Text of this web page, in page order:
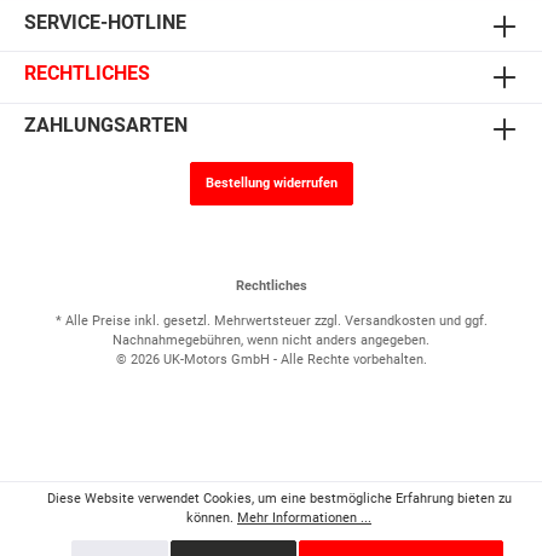
SERVICE-HOTLINE
RECHTLICHES
ZAHLUNGSARTEN
Bestellung widerrufen
Rechtliches
* Alle Preise inkl. gesetzl. Mehrwertsteuer zzgl. Versandkostenund ggf.
Nachnahmegebühren, wenn nicht anders angegeben.
© 2026 UK-Motors GmbH - Alle Rechte vorbehalten.
Diese Website verwendet Cookies, um eine bestmögliche Erfahrung bieten zu
können. Mehr Informationen ...